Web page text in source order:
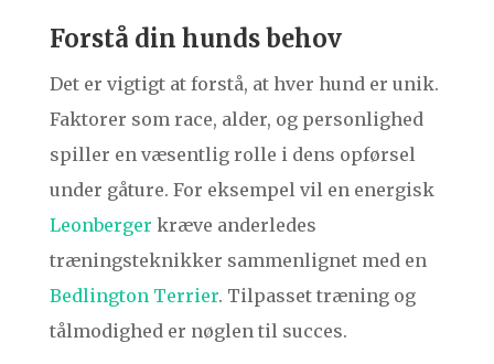
Forstå din hunds behov
Det er vigtigt at forstå, at hver hund er unik.
Faktorer som race, alder, og personlighed
spiller en væsentlig rolle i dens opførsel
under gåture. For eksempel vil en energisk
Leonberger kræve anderledes
træningsteknikker sammenlignet med en
Bedlington Terrier. Tilpasset træning og
tålmodighed er nøglen til succes.